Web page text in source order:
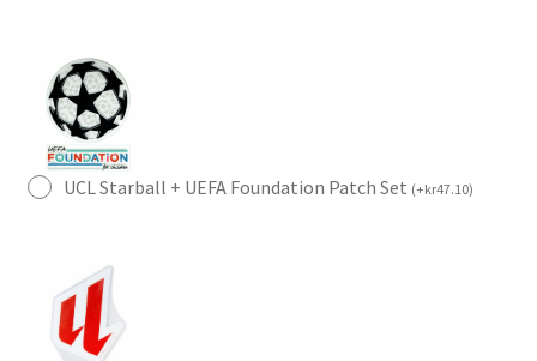
UCL Starball + UEFA Foundation Patch Set (+kr47.10)